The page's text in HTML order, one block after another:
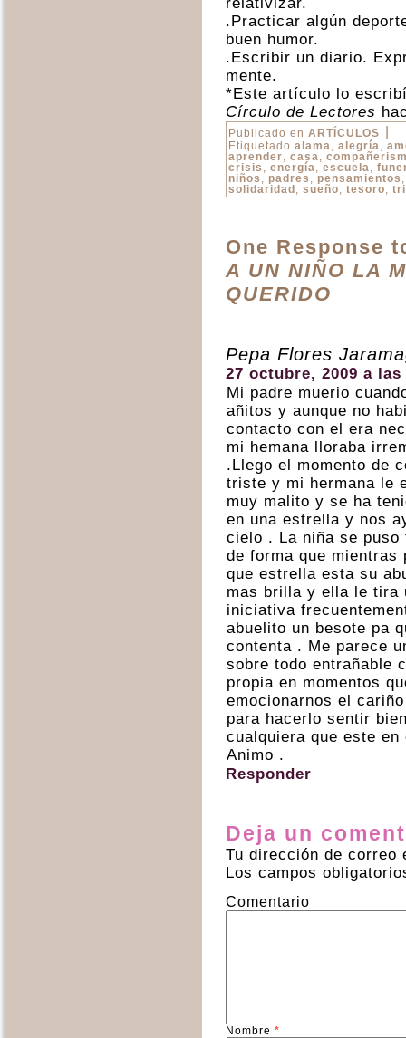
.Practicar algún
buen humor.
.Escribir un diario.
mente.
*Este artículo lo
Círculo de Lectores
Publicado en ARTÍCULOS
Etiquetado alama, alegría,
aprender, casa,
crisis , energía, escuela,
niños , padres , pensamientos
solidaridad , sueño, tesoro,
One Response
A UN NIÑO LA
QUERIDO
Pepa Flores
27 octubre, 2009 a las
Mi padre muerio
añitos y aunque no
contacto con el era
mi hemana lloraba
.Llego el momento de
triste y mi hermana le
muy malito y se ha
en una estrella y nos
cielo . La niña se
de forma que mientras
que estrella esta su
mas brilla y ella le tira
iniciativa
abuelito un besote pa
contenta . Me parece
sobre todo entrañable
propia en momentos
emocionarnos el
para hacerlo sentir
cualquiera que este
Animo .
Responder
Deja un
Tu dirección de correo
Los campos
Comentario
Nombre *